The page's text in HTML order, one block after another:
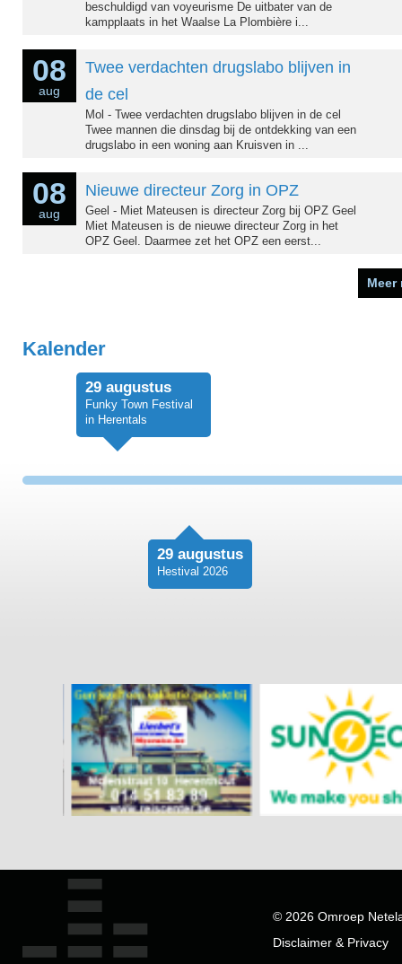
beschuldigd van voyeurisme De uitbater van de
kampplaats in het Waalse La Plombière i...
08
aug
Twee verdachten drugslabo blijven in
de cel
Mol - Twee verdachten drugslabo blijven in de cel
Twee mannen die dinsdag bij de ontdekking van een
drugslabo in een woning aan Kruisven in ...
08
aug
Nieuwe directeur Zorg in OPZ
Geel - Miet Mateusen is directeur Zorg bij OPZ Geel
Miet Mateusen is de nieuwe directeur Zorg in het
OPZ Geel. Daarmee zet het OPZ een eerst...
Meer
Kalender
29 augustus
Funky Town Festival
in Herentals
29 augustus
Hestival 2026
© 2026 Omroep
Disclaimer & Privacy